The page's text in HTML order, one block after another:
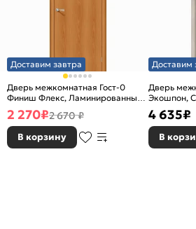
Доставим завтра
Дверь межкомнатная Гост-0
Финиш Флекс, Ламинированные
Л-12 (МиланОрех), глухая,
каркасно-щитовая
2 270₽2 670 ₽
В корзину
Доставим
Дверь
Экошпон,
4 635₽
В